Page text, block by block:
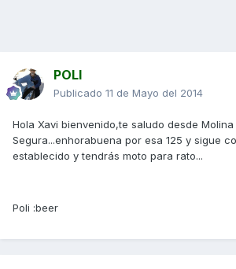
POLI
Publicado 11 de Mayo del 2014
Hola Xavi bienvenido,te saludo desde Molina
Segura...enhorabuena por esa 125 y sigue
establecido y tendrás moto para rato...
Poli :beer